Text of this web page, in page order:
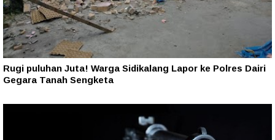
Rugi puluhan Juta! Warga Sidikalang Lapor ke Polres Dairi
Gegara Tanah Sengketa